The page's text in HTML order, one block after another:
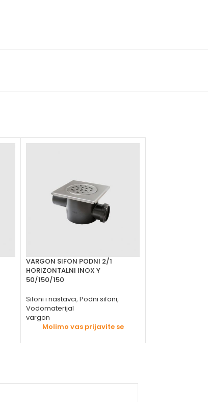
VARGON SIFON PODNI 2/1
HORIZONTALNI INOX Y
50/150/150
Sifoni i nastavci, Podni sifoni,
Vodomaterijal
vargon
Molimo vas prijavite se